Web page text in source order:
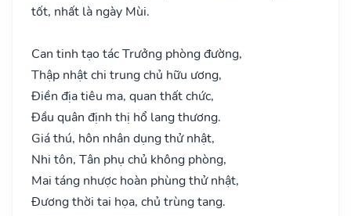
tốt, nhất là ngày Mùi.
Can tinh tạo tác Trưởng phòng đường,
Thập nhật chi trung chủ hữu ương,
Điền địa tiêu ma, quan thất chức,
Đầu quân định thị hổ lang thương.
Giá thú, hôn nhân dụng thử nhật,
Nhi tôn, Tân phụ chủ không phòng,
Mai táng nhược hoàn phùng thử nhật,
Đương thời tai họa, chủ trùng tang.